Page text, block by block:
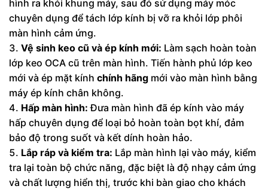
hình ra khỏi khung máy, sau đó sử dụng máy móc
chuyên dụng để tách lớp kính bị vỡ ra khỏi lớp phôi
màn hình cảm ứng.
Vệ sinh keo cũ và ép kính mới: Làm sạch hoàn toàn
lớp keo OCA cũ trên màn hình. Tiến hành phủ lớp keo
mới và ép mặt kính chính hãng mới vào màn hình bằng
máy ép kính chân không.
Hấp màn hình: Đưa màn hình đã ép kính vào máy
hấp chuyên dụng để loại bỏ hoàn toàn bọt khí, đảm
bảo độ trong suốt và kết dính hoàn hảo.
Lắp ráp và kiểm tra: Lắp màn hình lại vào máy, kiểm
tra lại toàn bộ chức năng, đặc biệt là độ nhạy cảm ứng
và chất lượng hiển thị, trước khi bàn giao cho khách